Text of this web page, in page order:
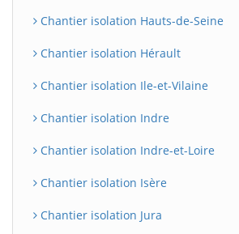
Chantier isolation Hauts-de-Seine
Chantier isolation Hérault
Chantier isolation Ile-et-Vilaine
Chantier isolation Indre
Chantier isolation Indre-et-Loire
Chantier isolation Isère
Chantier isolation Jura